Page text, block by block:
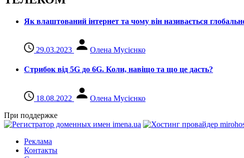
Як влаштований інтернет та чому він називається
29.03.2023 Олена Мусієнко
Стрибок від 5G до 6G. Коли, навіщо та що це даcть?
18.08.2022
Олена Мусієнко
При поддержке
Реклама
Контакты